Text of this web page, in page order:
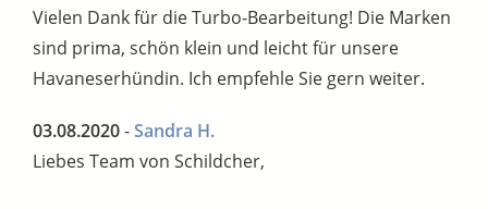
Vielen Dank für die Turbo-Bearbeitung! Die Marken
sind prima, schön klein und leicht für unsere
Havaneserhündin. Ich empfehle Sie gern weiter.
03.08.2020-Sandra H.
Liebes Team von Schildcher,